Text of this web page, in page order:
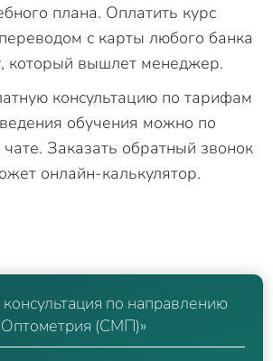
плана. Оплатить курс
с карты любого банка
который вышлет менеджер.
консультацию по тарифам
обучения можно по
Заказать обратный звонок
онлайн-калькулятор.
по направлению
(СМП)»